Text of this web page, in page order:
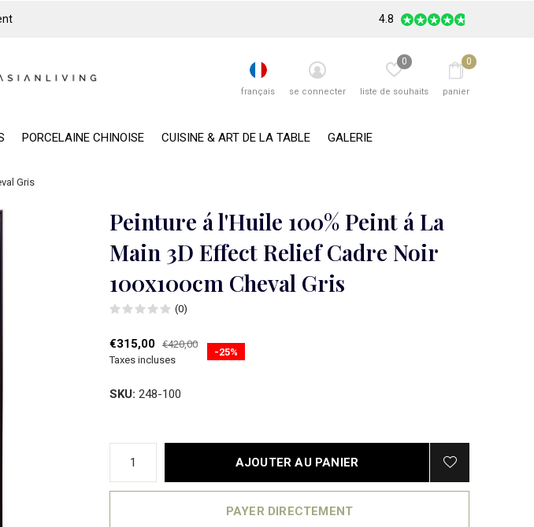
PORCELAINE CHINOISE CUISINE & ART DE LA TABLE GALERIE
français se connecter liste de souhaits
0
panier
0
4.8
Gris
Peinture á l'Huile 100% Peint á La
Main 3D Effect Relief Cadre Noir
100x100cm Cheval Gris
(0)
€315,00 €420,00
Taxes incluses
-25%
SKU: 248-100
AJOUTER AU PANIER
PAYER DIRECTEMENT